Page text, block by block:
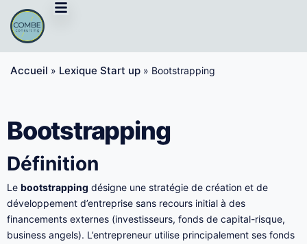
Aller
au
contenu
Accueil » Lexique Start up » Bootstrapping
Bootstrapping
Définition
Le bootstrapping désigne une stratégie de création et de
développement d’entreprise sans recours initial à des
financements externes (investisseurs, fonds de capital-risque,
business angels). L’entrepreneur utilise principalement ses fonds